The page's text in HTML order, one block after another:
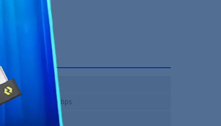
8
10/100/1000 Mbps